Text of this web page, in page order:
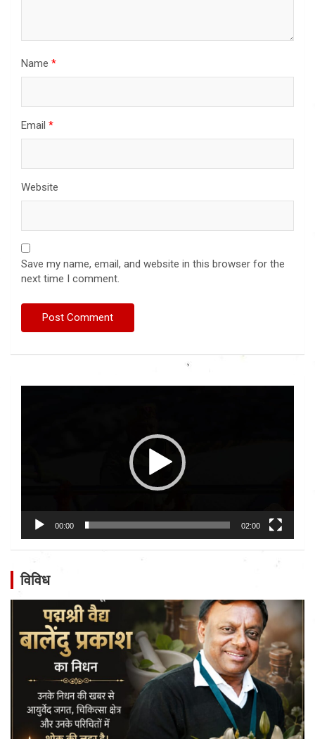
Name *
Email *
Website
Save my name, email, and website in this browser for the
next time I comment.
00:00 02:00
विविध